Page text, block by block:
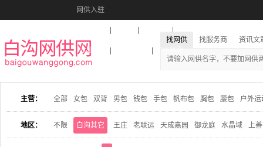
网供入驻
收藏本站
找网供 找服务商 资讯文
主营： 全部 女包 双背 男包 钱包 手包 帆布包 胸包 腰包 户外运
地区： 不限 白沟其它 王庄 老联运 天成嘉园 御龙庭 水晶域 上